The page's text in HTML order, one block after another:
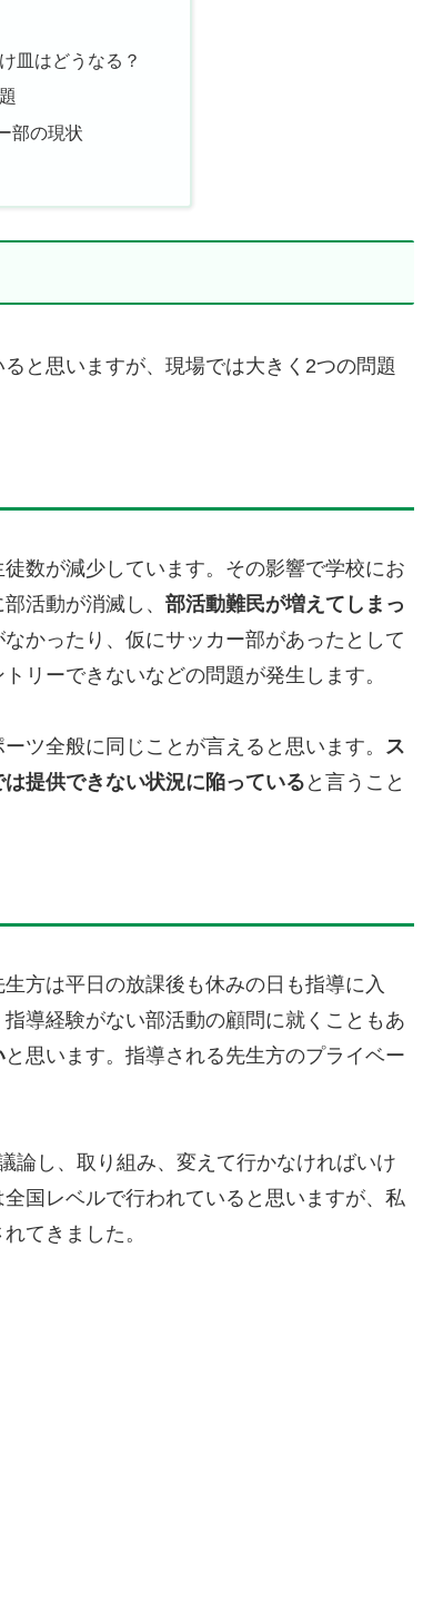
皿はどうなる？
部の現状
と思いますが、現場では大きく2つの問題
数が減少しています。その影響で学校にお
活動が消滅し、 部活動難民が増えてしまっ
かったり、仮にサッカー部があったとして
リーできないなどの問題が発生します。
ツ全般に同じことが言えると思います。 ス
提供できない状況に陥っている と言うこと
方は平日の放課後も休みの日も指導に入
導経験がない部活動の顧問に就くこともあ
と思います。指導される先生方のプライベー
論し、取り組み、変えて行かなければいけ
国レベルで行われていると思いますが、私
てきました。